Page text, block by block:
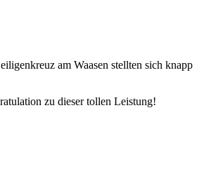
am Waasen stellten sich knapp
zu dieser tollen Leistung!